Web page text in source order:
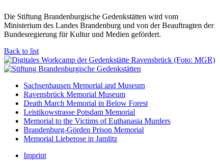
Die Stiftung Brandenburgische Gedenkstätten wird vom
Ministerium des Landes Brandenburg und von der Beauftragten der
Bundesregierung für Kultur und Medien gefördert.
Back to list
Sachsenhausen Memorial and Museum
Ravensbrück Memorial Museum
Death March Memorial in Below Forest
Leistikowstrasse Potsdam Memorial
Memorial to the Victims of Euthanasia Murders
Brandenburg-Görden Prison Memorial
Memorial Lieberose in Jamlitz
Imprint